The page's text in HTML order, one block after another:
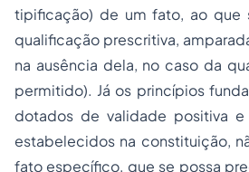
tipificação) de um fato, ao que
qualificação prescritiva,
na ausência dela, no caso da
permitido). Já os princípios
dotados de validade positiva
estabelecidos na constituição,
fato específico, que se possa